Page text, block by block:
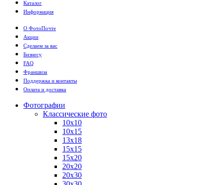
Каталог
Информация
О ФотоПочте
Акции
Сделаем за вас
Бизнесу
FAQ
Франшиза
Поддержка и контакты
Оплата и доставка
Фотографии
Классические фото
10х10
10х15
13х18
15х15
15х20
20х20
20х30